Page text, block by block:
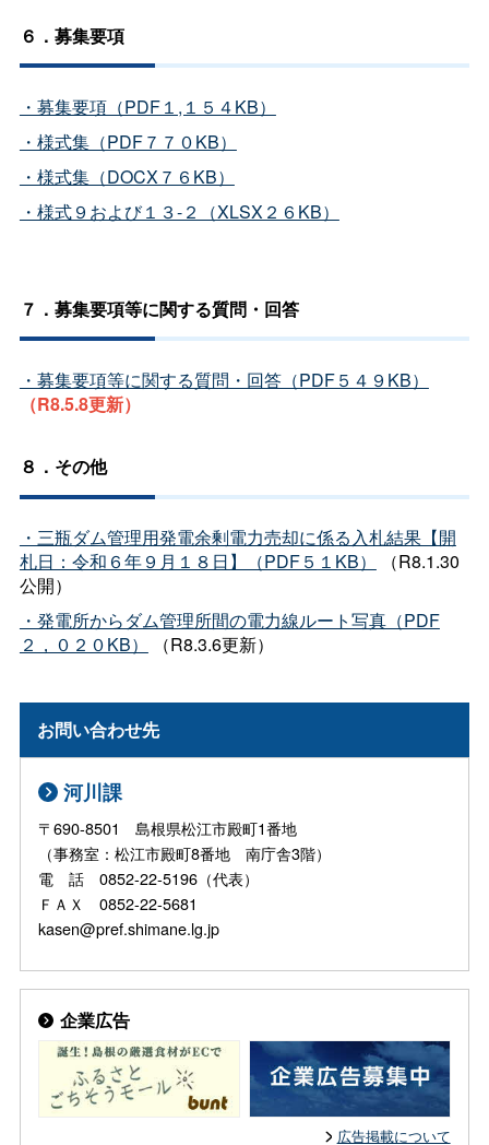
６．募集要項
・募集要項（PDF１,１５４KB）
・様式集（PDF７７０KB）
・様式集（DOCX７６KB）
・様式９および１３-２（XLSX２６KB）
７．募集要項等に関する質問・回答
・募集要項等に関する質問・回答（PDF５４９KB）
（R8.5.8更新）
８．その他
・三瓶ダム管理用発電余剰電力売却に係る入札結果【開
札日：令和６年９月１８日】（PDF５１KB）
（R8.1.30
公開）
・発電所からダム管理所間の電力線ルート写真（PDF
２，０２０KB）
（R8.3.6更新）
お問い合わせ先
河川課
〒690-8501 島根県松江市殿町1番地
（事務室：松江市殿町8番地 南庁舎3階）
電 話 0852-22-5196（代表）
ＦＡＸ 0852-22-5681
kasen@pref.shimane.lg.jp
企業広告
広告掲載について